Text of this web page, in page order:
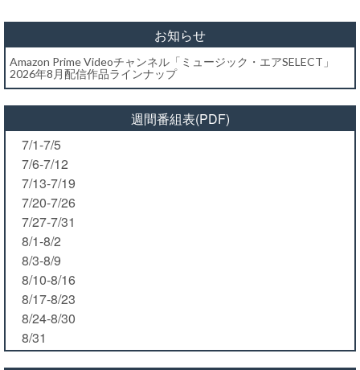
お知らせ
Amazon Prime Videoチャンネル「ミュージック・エアSELECT」
2026年8月配信作品ラインナップ
週間番組表(PDF)
7/1-7/5
7/6-7/12
7/13-7/19
7/20-7/26
7/27-7/31
8/1-8/2
8/3-8/9
8/10-8/16
8/17-8/23
8/24-8/30
8/31